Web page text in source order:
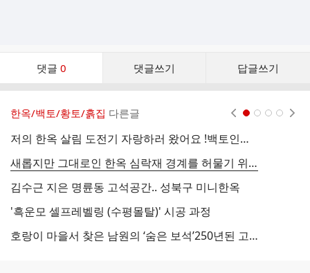
댓글 0 댓글쓰기 답글쓰기
댓
한옥/백토/황토/흙집 다른글
저의 한옥 살림 도전기 자랑하러 왔어요 !백토인테리어
새롭지만 그대로인 한옥 심락재 경계를 허물기 위한 배치 |
김수근 지은 명륜동 고석공간.. 성북구 미니한옥
'흑운모 셀프레벨링 (수평몰탈)' 시공 과정
호랑이 마을서 찾은 남원의 ‘숨은 보석’250년된 고택